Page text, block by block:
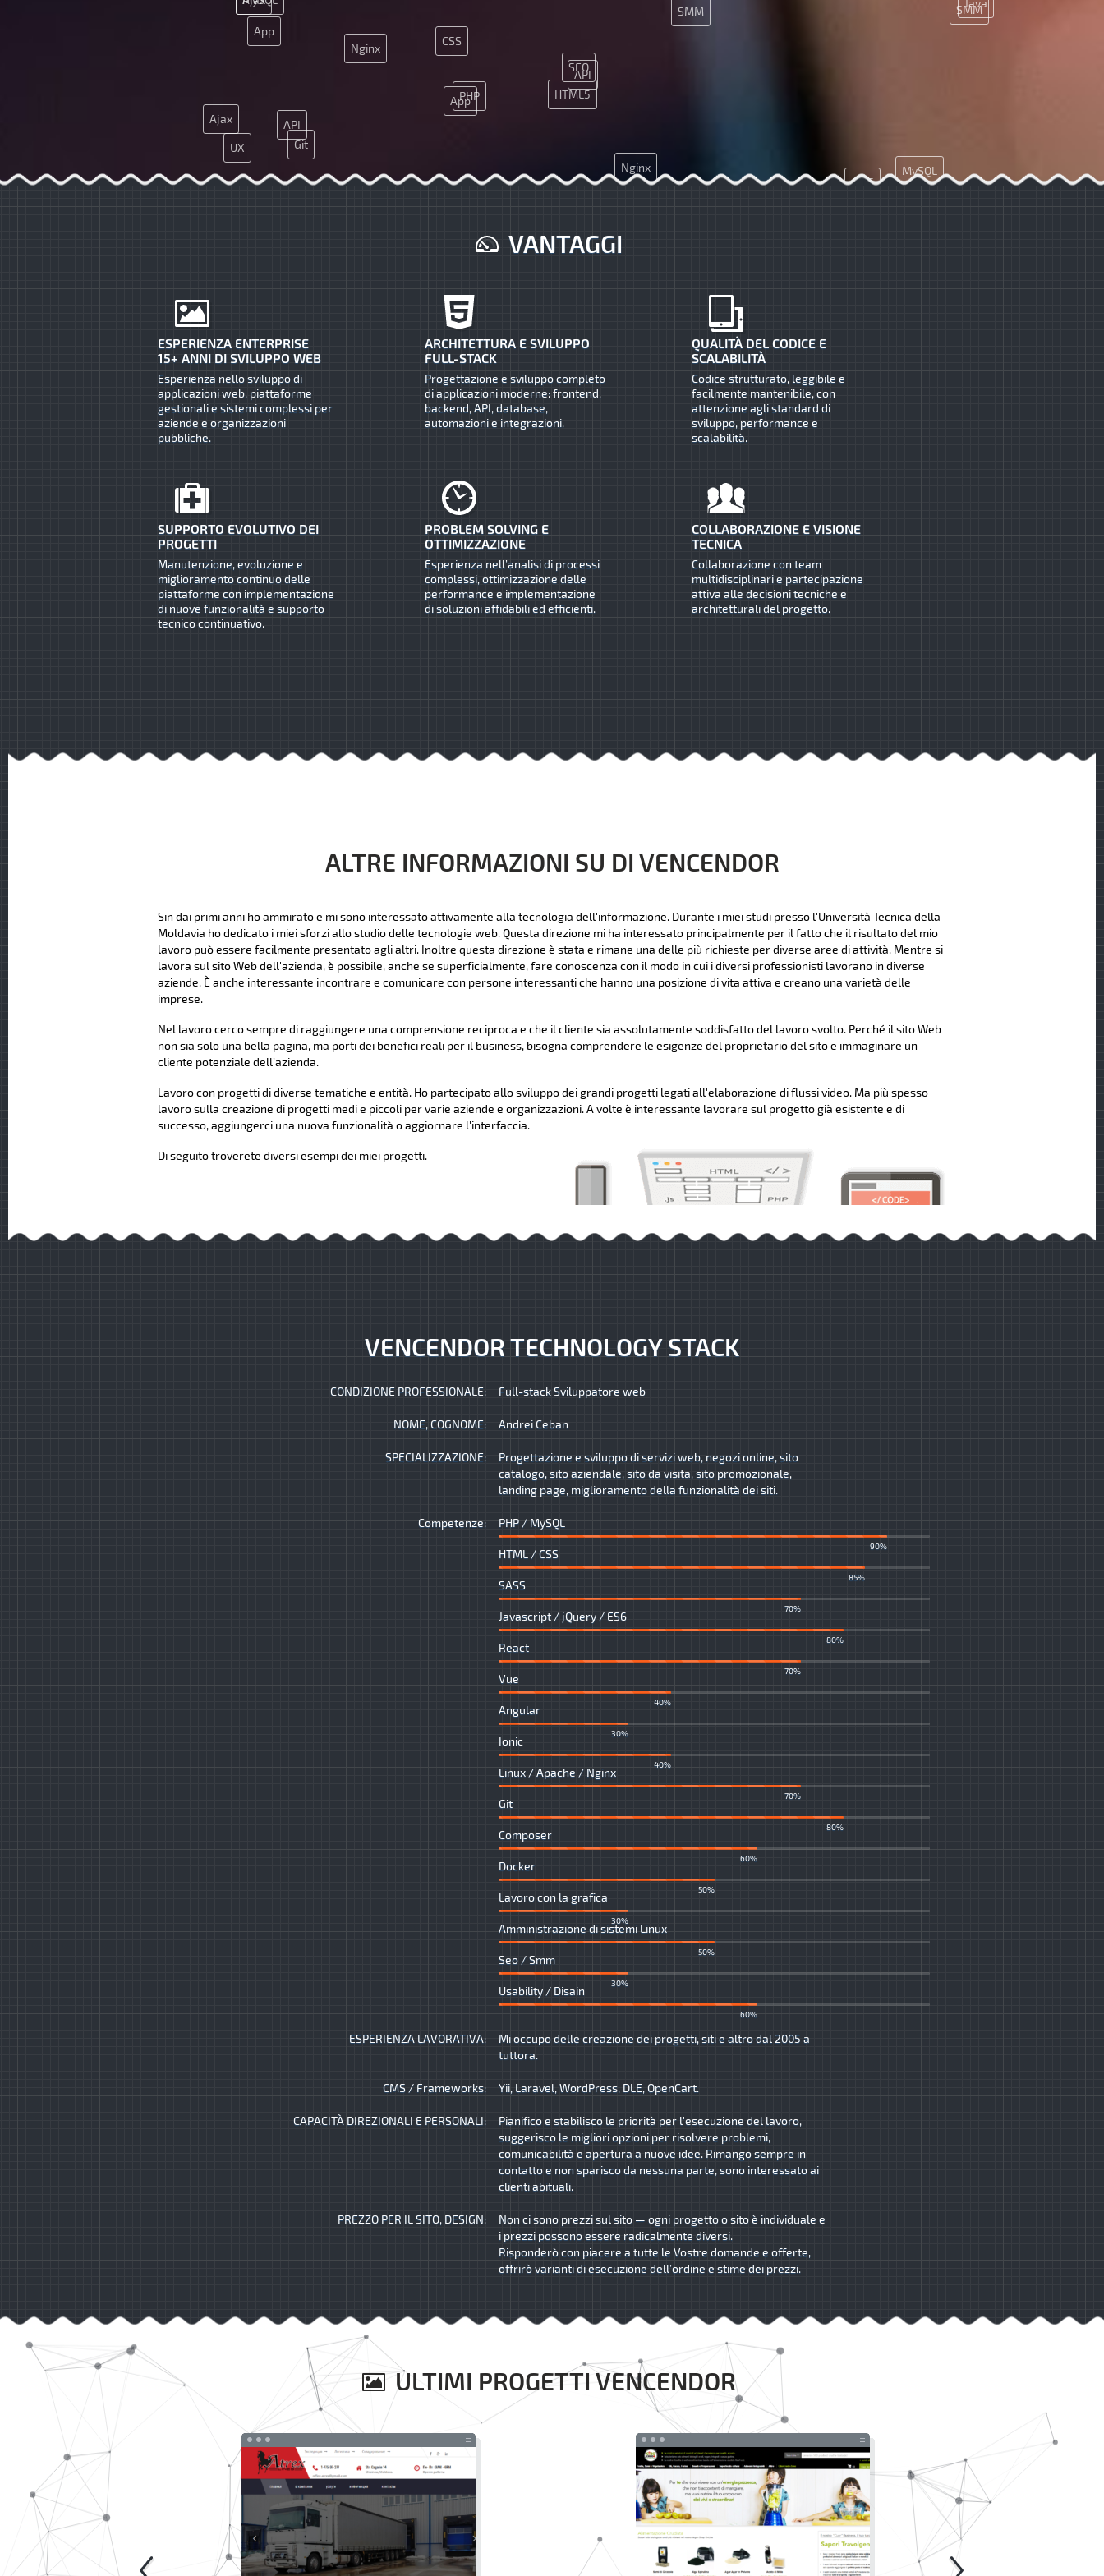
PHP
Nginx
SMM
Java
UX
API
CMS
Git
App
MySQL
HTML5
Nginx
SEO
SMM
API
CSS
Ajax
App
VANTAGGI
ESPERIENZA ENTERPRISE
15+ ANNI DI SVILUPPO WEB
Esperienza nello sviluppo di
applicazioni web, piattaforme
gestionali e sistemi complessi per
aziende e organizzazioni
pubbliche.
ARCHITETTURA E SVILUPPO
FULL-STACK
Progettazione e sviluppo completo
di applicazioni moderne: frontend,
backend, API, database,
automazioni e integrazioni.
QUALITÀ DEL CODICE E
SCALABILITÀ
Codice strutturato, leggibile e
facilmente mantenibile, con
attenzione agli standard di
sviluppo, performance e
scalabilità.
SUPPORTO EVOLUTIVO DEI
PROGETTI
Manutenzione, evoluzione e
miglioramento continuo delle
piattaforme con implementazione
di nuove funzionalità e supporto
tecnico continuativo.
PROBLEM SOLVING E
OTTIMIZZAZIONE
Esperienza nell’analisi di processi
complessi, ottimizzazione delle
performance e implementazione
di soluzioni affidabili ed efficienti.
COLLABORAZIONE E VISIONE
TECNICA
Collaborazione con team
multidisciplinari e partecipazione
attiva alle decisioni tecniche e
architetturali del progetto.
ALTRE INFORMAZIONI SU DI VENCENDOR
Sin dai primi anni ho ammirato e mi sono interessato attivamente alla tecnologia dell'informazione. Durante i miei studi presso l'Università Tecnica della
Moldavia ho dedicato i miei sforzi allo studio delle tecnologie web. Questa direzione mi ha interessato principalmente per il fatto che il risultato del mio
lavoro può essere facilmente presentato agli altri. Inoltre questa direzione è stata e rimane una delle più richieste per diverse aree di attività. Mentre si
lavora sul sito Web dell'azienda, è possibile, anche se superficialmente, fare conoscenza con il modo in cui i diversi professionisti lavorano in diverse
aziende. È anche interessante incontrare e comunicare con persone interessanti che hanno una posizione di vita attiva e creano una varietà delle
imprese.
Nel lavoro cerco sempre di raggiungere una comprensione reciproca e che il cliente sia assolutamente soddisfatto del lavoro svolto. Perché il sito Web
non sia solo una bella pagina, ma porti dei benefici reali per il business, bisogna comprendere le esigenze del proprietario del sito e immaginare un
cliente potenziale dell’azienda.
Lavoro con progetti di diverse tematiche e entità. Ho partecipato allo sviluppo dei grandi progetti legati all'elaborazione di flussi video. Ma più spesso
lavoro sulla creazione di progetti medi e piccoli per varie aziende e organizzazioni. A volte è interessante lavorare sul progetto già esistente e di
successo, aggiungerci una nuova funzionalità o aggiornare l'interfaccia.
Di seguito troverete diversi esempi dei miei progetti.
VENCENDOR TECHNOLOGY STACK
CONDIZIONE PROFESSIONALE: Full-stack Sviluppatore web
NOME, COGNOME: Andrei Ceban
SPECIALIZZAZIONE:
Progettazione e sviluppo di servizi web, negozi online, sito
catalogo, sito aziendale, sito da visita, sito promozionale,
landing page, miglioramento della funzionalità dei siti.
Competenze: PHP / MySQL
90%
HTML / CSS
85%
SASS
70%
Javascript / jQuery / ES6
80%
React
70%
Vue
40%
Angular
30%
Ionic
40%
Linux / Apache / Nginx
70%
Git
80%
Composer
60%
Docker
50%
Lavoro con la grafica
30%
Amministrazione di sistemi Linux
50%
Seo / Smm
30%
Usability / Disain
60%
ESPERIENZA LAVORATIVA:
Mi occupo delle creazione dei progetti, siti e altro dal 2005 a
tuttora.
CMS / Frameworks: Yii, Laravel, WordPress, DLE, OpenCart.
CAPACITÀ DIREZIONALI E PERSONALI:
Pianifico e stabilisco le priorità per l'esecuzione del lavoro,
suggerisco le migliori opzioni per risolvere problemi,
comunicabilità e apertura a nuove idee. Rimango sempre in
contatto e non sparisco da nessuna parte, sono interessato ai
clienti abituali.
PREZZO PER IL SITO, DESIGN:
Non ci sono prezzi sul sito — ogni progetto o sito è individuale e
i prezzi possono essere radicalmente diversi.
Risponderò con piacere a tutte le Vostre domande e offerte,
offrirò varianti di esecuzione dell’ordine e stime dei prezzi.
ULTIMI PROGETTI VENCENDOR